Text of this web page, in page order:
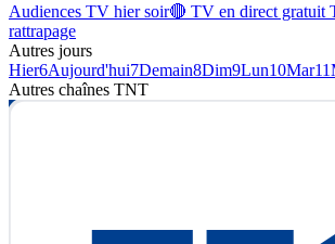
Audiences TV hier soir🔴 TV en direct gratuit
rattrapage
Autres jours
Hier6Aujourd'hui7Demain8Dim9Lun10Mar11
Autres chaînes TNT